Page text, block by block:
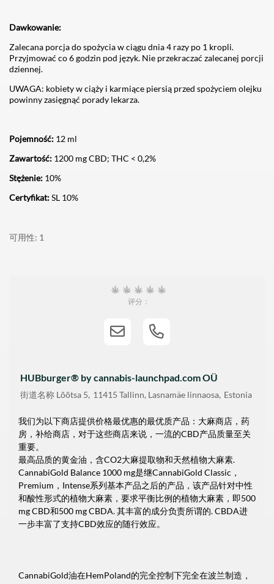
Dawkowanie:
Zalecana porcja do spożycia w ciągu dnia 4 razy po 1 kropli.
Przyjmować co 6 godzin pod język. Nie przekraczać zalecanej porcji
dziennej.
UWAGA: kobiety w ciąży i karmiące piersią przed spożyciem olejku
powinny zasięgnąć porady lekarza.
Pojemność: 12 ml
Zawartość: 1200 mg CBD; THC < 0,2%
Stężenie: 10%
Certyfikat:SL 10%
可用性 1
评分：
HUBburger® by cannabis-launchpad.com OÜ
街道名称 Lõõtsa 5 11415 Tallinn, Lasnamäe linnaosa Estonia
我们为以下商店提供价格最优惠的最优质产品：大麻商店，药
房，补给商店，对于这些商店来说，一流的CBD产品质量至关
重要。
最高品质的黄金油，含CO2大麻提取物和天然植物大麻素.
CannabiGold Balance 1000 mg是继CannabiGold Classic，
Premium，Intense系列基本产品之后的产品，该产品针对中性
和酸性形式的植物大麻素，要求平衡比例的植物大麻素，即500
mg CBD和500 mg CBDA. 其丰富的成分负责所谓的. CBDA进
一步丰富了支持CBD效应的随行效应。
CannabiGold油在HemPoland的完全控制下完全在波兰制造，